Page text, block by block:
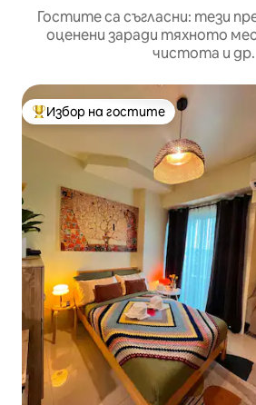
Гостите са съгласни: тези
оценени заради тяхното
чистота и др.
Най-популярен избор на гостите
Избор на гостите